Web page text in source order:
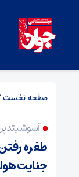
صفحه نخست
طفره رفتن
جنایت